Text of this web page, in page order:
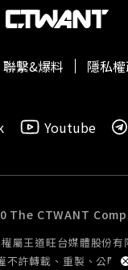
，強調這1、2年地震
調整。
聯繫&爆料
隱私
Youtube
The CTWANT
屬王道旺台媒體股份
不許轉載、重製、公開